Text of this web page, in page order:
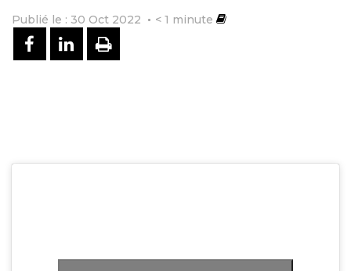
Publié le : 30 Oct 2022 < 1 minute
PARTAGER SUR FACEBOOK
PARTAGER SUR LINKEDIN
IMPRIMER